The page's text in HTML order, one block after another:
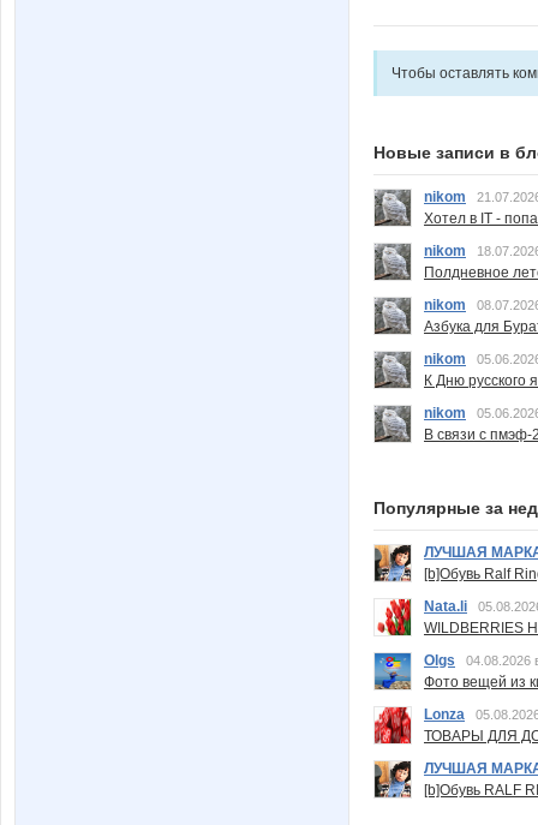
Чтобы оставлять
Новые записи в
nikom
Хотел в IT -
nikom
Полдневное
nikom
Азбука для
nikom
К Дню русского
nikom
В связи с пмэф-
Популярные за
ЛУЧШАЯ
[b]Обувь Ralf
Nata.li
Olgs
04.08.2026
Фото вещей из
Lonza
ТОВАРЫ ДЛЯ
ЛУЧШАЯ
[b]Обувь RALF